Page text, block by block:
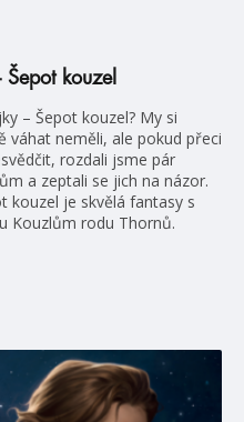
kouzel
– Šepot kouzel? My si
váhat neměli, ale pokud přeci
rozdali jsme pár
a zeptali se jich na názor.
kouzel je skvělá fantasy s
Kouzlům rodu Thornů.